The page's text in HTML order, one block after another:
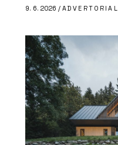
9. 6. 2026 / ADVERTORIAL